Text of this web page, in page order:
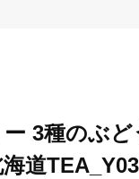
3種のぶ
道